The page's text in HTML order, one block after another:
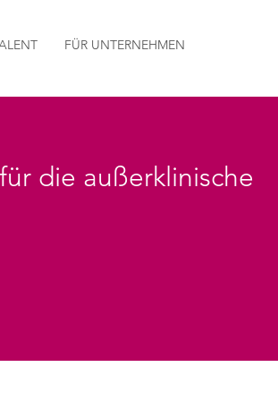
FÜR UNTERNEHMEN
die außerklinische